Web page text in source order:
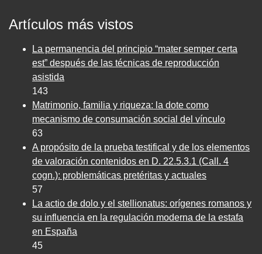
Artículos más vistos
La permanencia del principio “mater semper certa
est” después de las técnicas de reproducción
asistida
143
Matrimonio, familia y riqueza: la dote como
mecanismo de consumación social del vínculo
63
A propósito de la prueba testifical y de los elementos
de valoración contenidos en D. 22.5.3.1 (Call. 4
cogn.): problemáticas pretéritas y actuales
57
La actio de dolo y el stellionatus: orígenes romanos y
su influencia en la regulación moderna de la estafa
en España
45